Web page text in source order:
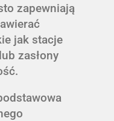
zapewniają
jak stacje
zasłony